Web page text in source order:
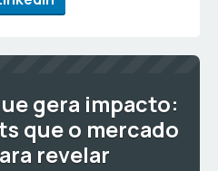
gera impacto:
que o mercado
revelar